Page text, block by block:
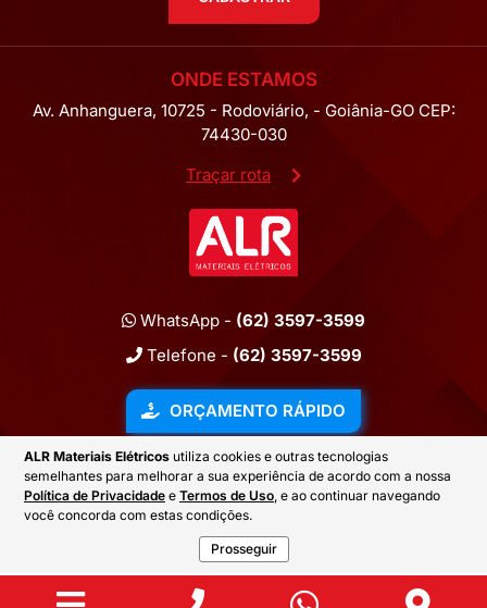
ALR Materiais Elétricos utiliza cookies e outras tecnologias
semelhantes para melhorar a sua experiência de acordo com a nossa
Política de Privacidade e Termos de Uso, e ao continuar navegando
você concorda com estas condições.
Prosseguir
ONDE ESTAMOS
Av. Anhanguera, 10725 - Rodoviário, - Goiânia-GO CEP:
74430-030
Traçar rota
WhatsApp - (62) 3597-3599
Telefone - (62) 3597-3599
ORÇAMENTO RÁPIDO
2026 © ALR MATERIAIS ELÉTRICOS